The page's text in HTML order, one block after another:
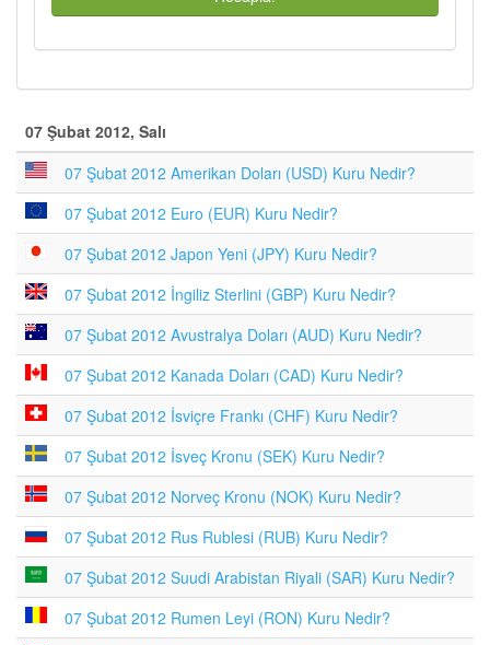
07 Şubat 2012, Salı
07 Şubat 2012 Amerikan Doları (USD) Kuru Nedir?
07 Şubat 2012 Euro (EUR) Kuru Nedir?
07 Şubat 2012 Japon Yeni (JPY) Kuru Nedir?
07 Şubat 2012 İngiliz Sterlini (GBP) Kuru Nedir?
07 Şubat 2012 Avustralya Doları (AUD) Kuru Nedir?
07 Şubat 2012 Kanada Doları (CAD) Kuru Nedir?
07 Şubat 2012 İsviçre Frankı (CHF) Kuru Nedir?
07 Şubat 2012 İsveç Kronu (SEK) Kuru Nedir?
07 Şubat 2012 Norveç Kronu (NOK) Kuru Nedir?
07 Şubat 2012 Rus Rublesi (RUB) Kuru Nedir?
07 Şubat 2012 Suudi Arabistan Riyali (SAR) Kuru Nedir?
07 Şubat 2012 Rumen Leyi (RON) Kuru Nedir?